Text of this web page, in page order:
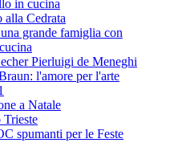
in cucina
alla Cedrata
grande famiglia con
Pierluigi de Meneghi
l'amore per l'arte
a Natale
spumanti per le Feste